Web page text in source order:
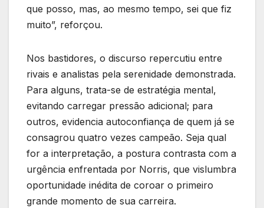
que posso, mas, ao mesmo tempo, sei que fiz
muito”, reforçou.
Nos bastidores, o discurso repercutiu entre
rivais e analistas pela serenidade demonstrada.
Para alguns, trata-se de estratégia mental,
evitando carregar pressão adicional; para
outros, evidencia autoconfiança de quem já se
consagrou quatro vezes campeão. Seja qual
for a interpretação, a postura contrasta com a
urgência enfrentada por Norris, que vislumbra
oportunidade inédita de coroar o primeiro
grande momento de sua carreira.